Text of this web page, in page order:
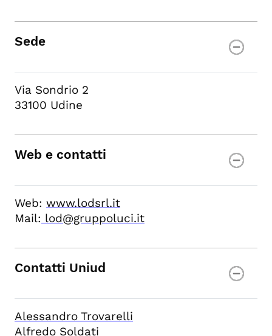
Sede
Via Sondrio 2
33100 Udine
Web e contatti
Web: www.lodsrl.it
Mail: lod@gruppoluci.it
Contatti Uniud
Alessandro Trovarelli
Alfredo Soldati